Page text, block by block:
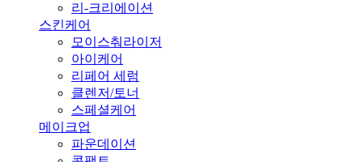
리-크리에이션
스킨케어
모이스춰라이저
아이케어
리페어 세럼
클렌저/토너
스페셜케어
메이크업
파운데이션